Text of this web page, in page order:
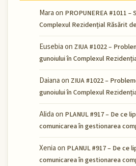
Maraon PROPUNEREA #1011
Complexul Rezidențial Răsărit
Eusebiaon ZIUA #1022 –
gunoiului în Complexul
Daianaon ZIUA #1022 –
gunoiului în Complexul
Alidaon PLANUL #917 – De ce
comunicarea în gestionarea
Xeniaon PLANUL #917 – De ce
comunicarea în gestionarea